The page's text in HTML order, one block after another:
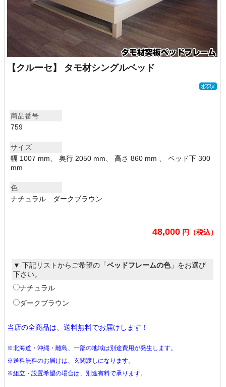
【クルーセ】 タモ材シングルベッド
商品番号
759
サイズ
幅 1007 mm、 奥行 2050 mm、 高さ 860 mm 、 ベッド下 300
mm
色
ナチュラル ダークブラウン
48,000 円（税込）
▼ 下記リストからご希望の「ベッドフレームの色」をお選び
下さい。
ナチュラル
ダークブラウン
当店の全商品は、送料無料でお届けします！
※北海道・沖縄・離島、一部の地域は別途費用が発生します。
※送料無料のお届けは、玄関渡しになります。
※組立・設置希望の場合は、別途有料で承ります。